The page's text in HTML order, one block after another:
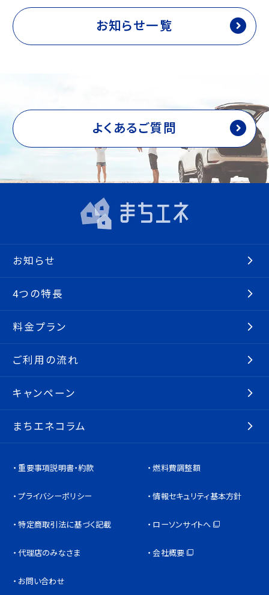
お知らせ一覧
よくあるご質問
お知らせ
4つの特長
料金プラン
ご利用の流れ
キャンペーン
まちエネコラム
重要事項説明書・約款 燃料費調整額
プライバシーポリシー 情報セキュリティ基本方針
特定商取引法に基づく記載 ローソンサイトへ
代理店のみなさま 会社概要
お問い合わせ